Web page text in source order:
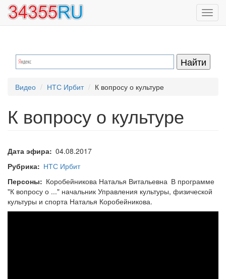
Перейти
основному
Видео НТС Ирбит К вопросу о культуре
К вопросу о культуре
Дата эфира 04.08.2017
Рубрика
НТС Ирбит
Персоны
Коробейникова Наталья Витальевна В программе
"К вопросу о ..." начальник Управления культуры, физической
культуры и спорта Наталья Коробейникова.